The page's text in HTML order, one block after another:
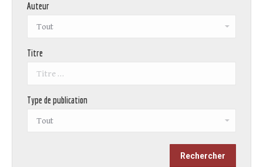
Auteur
Titre
Type de publication